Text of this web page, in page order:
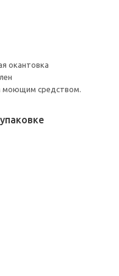
окантовка
моющим средством.